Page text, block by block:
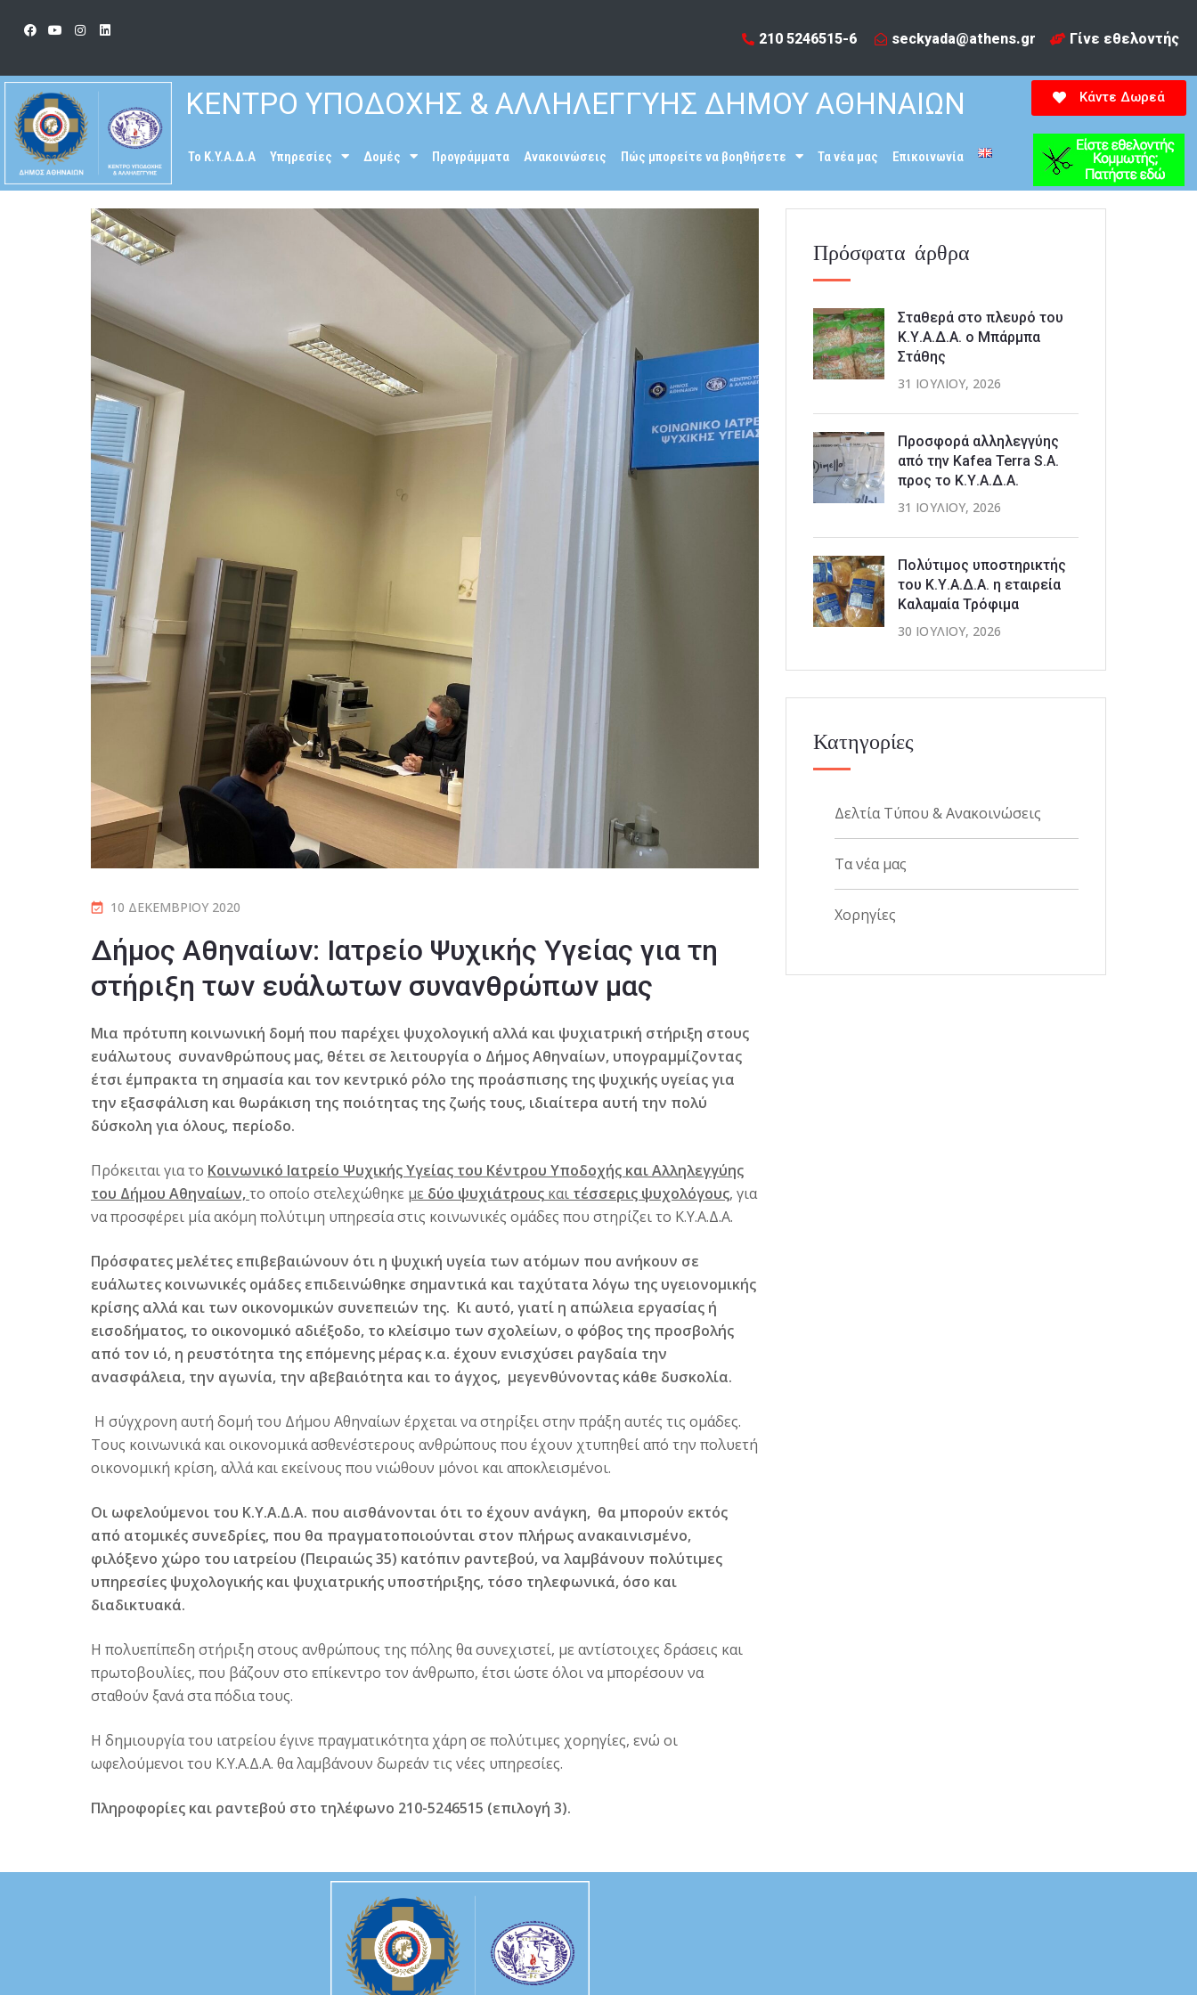
210 5246515-6​ seckyada@athens.gr Γίνε εθελοντής
ΚΕΝΤΡΟ ΥΠΟΔΟΧΗΣ & ΑΛΛΗΛΕΓΓΥΗΣ ΔΗΜΟΥ ΑΘΗΝΑΙΩΝ
To K.Y.A.Δ.Α Υπηρεσίες Δομές Προγράμματα Ανακοινώσεις Πώς μπορείτε να βοηθήσετε Τα νέα μας Επικοινωνία
Κάντε Δωρεά
10 ΔΕΚΕΜΒΡΊΟΥ 2020
Δήμος Αθηναίων: Ιατρείο Ψυχικής Υγείας για τη
στήριξη των ευάλωτων συνανθρώπων μας
Μια πρότυπη κοινωνική δομή που παρέχει ψυχολογική αλλά και ψυχιατρική στήριξη στους
ευάλωτους συνανθρώπους μας, θέτει σε λειτουργία ο Δήμος Αθηναίων, υπογραμμίζοντας
έτσι έμπρακτα τη σημασία και τον κεντρικό ρόλο της προάσπισης της ψυχικής υγείας για
την εξασφάλιση και θωράκιση της ποιότητας της ζωής τους, ιδιαίτερα αυτή την πολύ
δύσκολη για όλους, περίοδο.
Πρόκειται για το Κοινωνικό Ιατρείο Ψυχικής Υγείας του Κέντρου Υποδοχής και Αλληλεγγύης
του Δήμου Αθηναίων,το οποίο στελεχώθηκε με δύο ψυχιάτρους και τέσσερις ψυχολόγους, για
να προσφέρει μία ακόμη πολύτιμη υπηρεσία στις κοινωνικές ομάδες που στηρίζει το Κ.Υ.Α.Δ.Α.
Πρόσφατες μελέτες επιβεβαιώνουν ότι η ψυχική υγεία των ατόμων που ανήκουν σε
ευάλωτες κοινωνικές ομάδες επιδεινώθηκε σημαντικά και ταχύτατα λόγω της υγειονομικής
κρίσης αλλά και των οικονομικών συνεπειών της. Κι αυτό, γιατί η απώλεια εργασίας ή
εισοδήματος, το οικονομικό αδιέξοδο, το κλείσιμο των σχολείων, ο φόβος της προσβολής
από τον ιό, η ρευστότητα της επόμενης μέρας κ.α. έχουν ενισχύσει ραγδαία την
ανασφάλεια, την αγωνία, την αβεβαιότητα και το άγχος, μεγενθύνοντας κάθε δυσκολία.
Η σύγχρονη αυτή δομή του Δήμου Αθηναίων έρχεται να στηρίξει στην πράξη αυτές τις ομάδες.
Τους κοινωνικά και οικονομικά ασθενέστερους ανθρώπους που έχουν χτυπηθεί από την πολυετή
οικονομική κρίση, αλλά και εκείνους που νιώθουν μόνοι και αποκλεισμένοι.
Οι ωφελούμενοι του Κ.Υ.Α.Δ.Α. που αισθάνονται ότι το έχουν ανάγκη, θα μπορούν εκτός
από ατομικές συνεδρίες, που θα πραγματοποιούνται στον πλήρως ανακαινισμένο,
φιλόξενο χώρο του ιατρείου (Πειραιώς 35) κατόπιν ραντεβού, να λαμβάνουν πολύτιμες
υπηρεσίες ψυχολογικής και ψυχιατρικής υποστήριξης, τόσο τηλεφωνικά, όσο και
διαδικτυακά.
Η πολυεπίπεδη στήριξη στους ανθρώπους της πόλης θα συνεχιστεί, με αντίστοιχες δράσεις και
πρωτοβουλίες, που βάζουν στο επίκεντρο τον άνθρωπο, έτσι ώστε όλοι να μπορέσουν να
σταθούν ξανά στα πόδια τους.
Η δημιουργία του ιατρείου έγινε πραγματικότητα χάρη σε πολύτιμες χορηγίες, ενώ οι
ωφελούμενοι του Κ.Υ.Α.Δ.Α. θα λαμβάνουν δωρεάν τις νέες υπηρεσίες.
Πληροφορίες και ραντεβού στο τηλέφωνο 210-5246515 (επιλογή 3).
Πρόσφατα άρθρα
Σταθερά στο πλευρό του
Κ.Υ.Α.Δ.Α. ο Μπάρμπα
Στάθης
31 ΙΟΥΛΊΟΥ, 2026
Προσφορά αλληλεγγύης
από την Kafea Terra S.A.
προς το Κ.Υ.Α.Δ.Α.
31 ΙΟΥΛΊΟΥ, 2026
Πολύτιμος υποστηρικτής
του Κ.Υ.Α.Δ.Α. η εταιρεία
Καλαμαία Τρόφιμα
30 ΙΟΥΛΊΟΥ, 2026
Κατηγορίες
Δελτία Τύπου & Ανακοινώσεις
Τα νέα μας
Χορηγίες